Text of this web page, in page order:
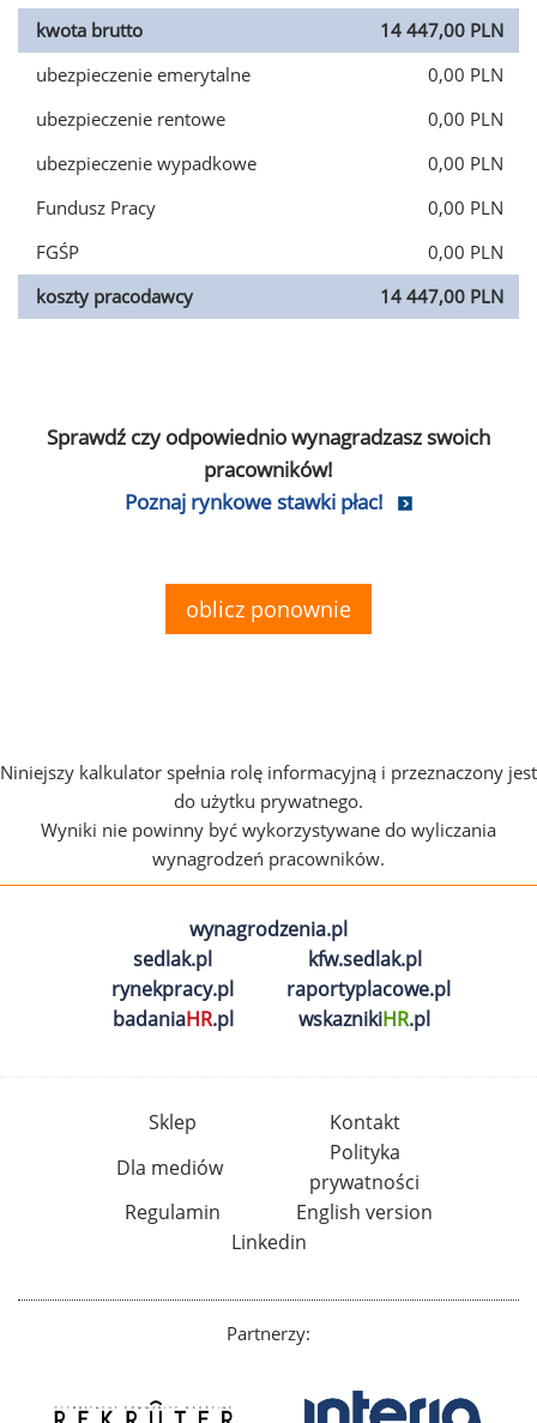
kwota brutto
14 447,00 PLN
ubezpieczenie emerytalne
0,00 PLN
ubezpieczenie rentowe
0,00 PLN
ubezpieczenie wypadkowe
0,00 PLN
Fundusz Pracy
0,00 PLN
FGŚP
0,00 PLN
koszty pracodawcy
14 447,00 PLN
Sprawdź czy odpowiednio wynagradzasz swoich
pracowników!
Poznaj rynkowe stawki płac!
oblicz ponownie
Niniejszy kalkulator spełnia rolę informacyjną i przeznaczony jest
do użytku prywatnego.
Wyniki nie powinny być wykorzystywane do wyliczania
wynagrodzeń pracowników.
wynagrodzenia.pl
sedlak.pl
kfw.sedlak.pl
rynekpracy.pl
raportyplacowe.pl
badaniaHR.pl wskaznikiHR.pl
Sklep
Kontakt
Dla mediów
Polityka
prywatności
Regulamin
English version
Linkedin
Partnerzy: